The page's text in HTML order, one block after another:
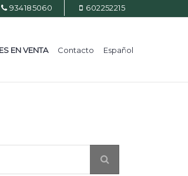
934185060 602252215
EN VENTA Contacto Español